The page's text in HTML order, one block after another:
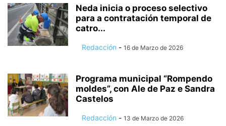
Neda inicia o proceso selectivo
para a contratación temporal de
catro...
Redacción - 16 de Marzo de 2026
Programa municipal “Rompendo
moldes”, con Ale de Paz e Sandra
Castelos
Redacción - 13 de Marzo de 2026